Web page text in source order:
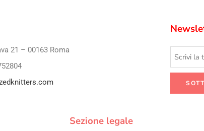
21 – 00163 Roma
Sezione legale